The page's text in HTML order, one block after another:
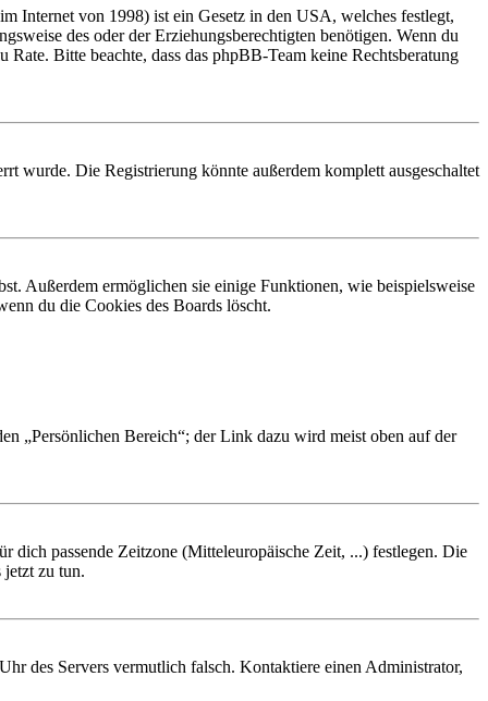
Internet von 1998) ist ein Gesetz in den USA, welches festlegt,
des oder der Erziehungsberechtigten benötigen. Wenn du
Bitte beachte, dass das phpBB-Team keine Rechtsberatung
wurde. Die Registrierung könnte außerdem komplett ausgeschaltet
Außerdem ermöglichen sie einige Funktionen, wie beispielsweise
du die Cookies des Boards löscht.
„Persönlichen Bereich“; der Link dazu wird meist oben auf der
dich passende Zeitzone (Mitteleuropäische Zeit, ...) festlegen. Die
jetzt zu tun.
des Servers vermutlich falsch. Kontaktiere einen Administrator,